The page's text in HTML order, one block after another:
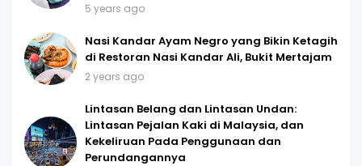
5 years ago
Nasi Kandar Ayam Negro yang Bikin Ketagih
di Restoran Nasi Kandar Ali, Bukit Mertajam
2 years ago
Lintasan Belang dan Lintasan Undan:
Lintasan Pejalan Kaki di Malaysia, dan
Kekeliruan Pada Penggunaan dan
Perundangannya